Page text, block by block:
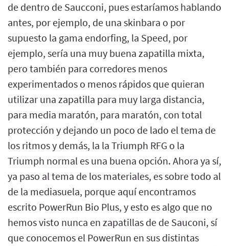
de dentro de Saucconi, pues estaríamos hablando
antes, por ejemplo, de una skinbara o por
supuesto la gama endorfing, la Speed, por
ejemplo, sería una muy buena zapatilla mixta,
pero también para corredores menos
experimentados o menos rápidos que quieran
utilizar una zapatilla para muy larga distancia,
para media maratón, para maratón, con total
protección y dejando un poco de lado el tema de
los ritmos y demás, la la Triumph RFG o la
Triumph normal es una buena opción. Ahora ya sí,
ya paso al tema de los materiales, es sobre todo al
de la mediasuela, porque aquí encontramos
escrito PowerRun Bio Plus, y esto es algo que no
hemos visto nunca en zapatillas de de Sauconi, sí
que conocemos el PowerRun en sus distintas